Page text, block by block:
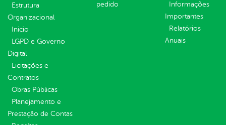
Estrutura
Organizacional
Inicio
LGPD e Governo
Digital
Licitações e
Contratos
Obras Públicas
Planejamento e
Prestação de Contas
pedido
Informações
Importantes
Relatórios
Anuais